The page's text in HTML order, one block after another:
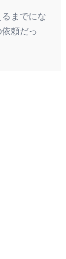
までにな
頼だっ